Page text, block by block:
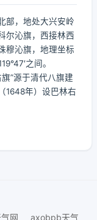
部，地处大兴安岭
尔沁旗，西接林西
穆沁旗，地理坐标
之间。
旗”源于清代八旗建
1648年）设巴林右
网 axobpb天气